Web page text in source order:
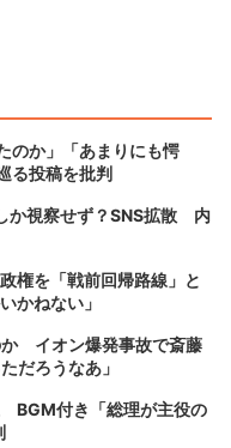
のか」「あまりにも愕
る投稿を批判
か視察せず？SNS拡散 内
権を「戦前回帰路線」と
かねない」
か イオン爆発事故で斎藤
だろうなあ」
BGM付き「総理が主役の